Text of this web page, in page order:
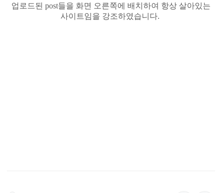
업로드된 post들을 화면 오른쪽에 배치하여 항상 살아있는
사이트임을 강조하였습니다.